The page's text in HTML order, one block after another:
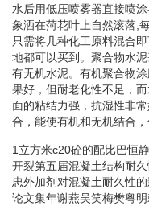
水后用低压喷雾器直接喷
象洒在菏花叶上自然滚落,
只需将几种化工原料混合
地都可以买到。聚合物水
有无机水泥。有机聚合物
果好，但耐老化性不足，
面的粘结力强，抗湿性非
合，能使有机和无机结合
1立方米c20砼的配比巴恒
开裂第五届混凝土结构耐
忠外加剂对混凝土耐久性
论文集年谢燕吴笑梅樊粤